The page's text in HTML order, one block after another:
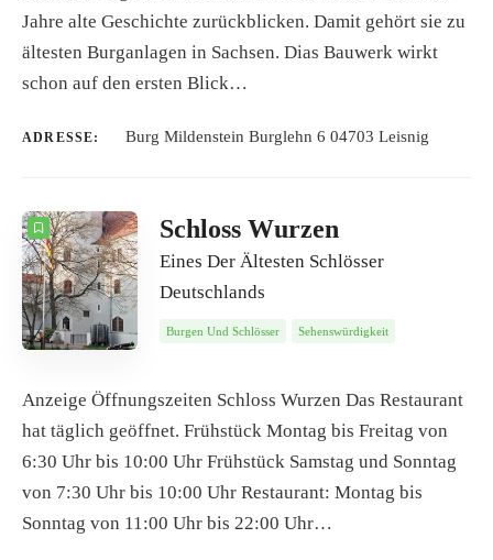
Jahre alte Geschichte zurückblicken. Damit gehört sie zu
ältesten Burganlagen in Sachsen. Dias Bauwerk wirkt
schon auf den ersten Blick…
ADRESSE: Burg Mildenstein Burglehn 6 04703 Leisnig
Schloss Wurzen
Eines Der Ältesten Schlösser
Deutschlands
Burgen Und Schlösser Sehenswürdigkeit
Anzeige Öffnungszeiten Schloss Wurzen Das Restaurant
hat täglich geöffnet. Frühstück Montag bis Freitag von
6:30 Uhr bis 10:00 Uhr Frühstück Samstag und Sonntag
von 7:30 Uhr bis 10:00 Uhr Restaurant: Montag bis
Sonntag von 11:00 Uhr bis 22:00 Uhr…